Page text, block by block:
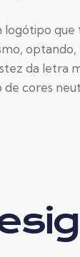
que
optando,
da letra
cores